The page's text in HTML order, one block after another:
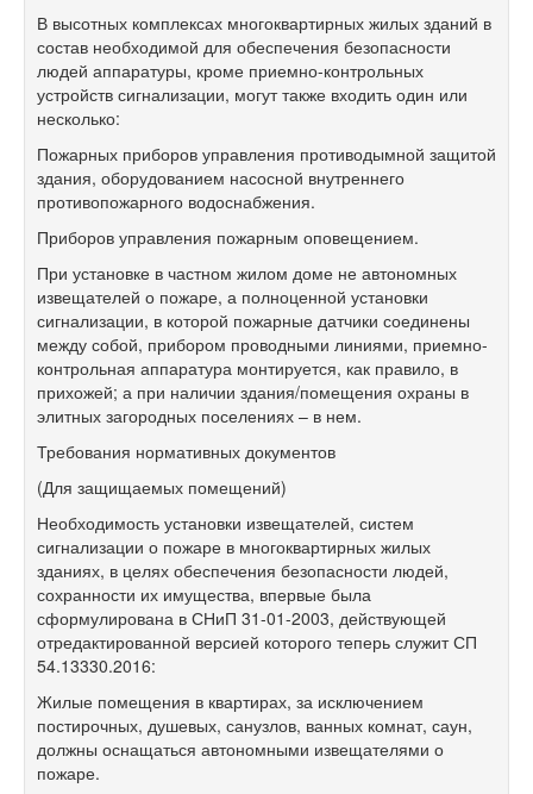
В высотных комплексах многоквартирных жилых зданий в
состав необходимой для обеспечения безопасности
людей аппаратуры, кроме приемно-контрольных
устройств сигнализации, могут также входить один или
несколько:
Пожарных приборов управления противодымной защитой
здания, оборудованием насосной внутреннего
противопожарного водоснабжения.
Приборов управления пожарным оповещением.
При установке в частном жилом доме не автономных
извещателей о пожаре, а полноценной установки
сигнализации, в которой пожарные датчики соединены
между собой, прибором проводными линиями, приемно-
контрольная аппаратура монтируется, как правило, в
прихожей; а при наличии здания/помещения охраны в
элитных загородных поселениях – в нем.
Требования нормативных документов
(Для защищаемых помещений)
Необходимость установки извещателей, систем
сигнализации о пожаре в многоквартирных жилых
зданиях, в целях обеспечения безопасности людей,
сохранности их имущества, впервые была
сформулирована в СНиП 31-01-2003, действующей
отредактированной версией которого теперь служит СП
54.13330.2016:
Жилые помещения в квартирах, за исключением
постирочных, душевых, санузлов, ванных комнат, саун,
должны оснащаться автономными извещателями о
пожаре.